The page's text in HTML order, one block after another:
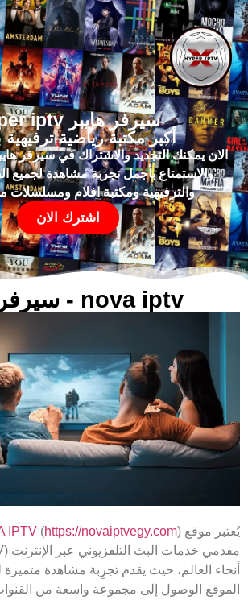
سيرفر هايبر hyper iptv
أكبر مكتبة رياضية ترفيهية
الان يمكنك التجديد والاشتراك في سيرفر
والاستمتاع بأجمل تجربة مشاهدة لجميع
والترفيهية ومكتبة افلام ومسلسلات
اشترك الان
nova iptv - سيرفر نوفا
يُعتبر موقع IPTV (https://novaiptvegy.com
أنحاء العالم، حيث يقدم تجرِبة مشاهدة
الموقع الوصول إلى مجموعة واسعة من القنوات